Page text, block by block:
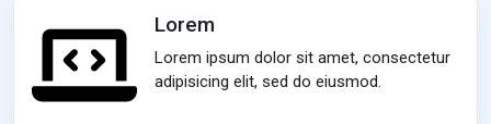
Lorem
Lorem ipsum dolor sit amet, consectetur
adipisicing elit, sed do eiusmod.